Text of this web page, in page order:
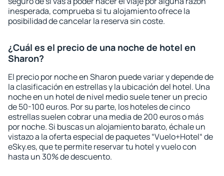
inesperada, comprueba si tu alojamiento ofrece la
posibilidad de cancelar la reserva sin coste.
¿Cuál es el precio de una noche de hotel en
Sharon?
El precio por noche en Sharon puede variar y depende de
la clasificación en estrellas y la ubicación del hotel. Una
noche en un hotel de nivel medio suele tener un precio
de 50-100 euros. Por su parte, los hoteles de cinco
estrellas suelen cobrar una media de 200 euros o más
por noche. Si buscas un alojamiento barato, échale un
vistazo a la oferta especial de paquetes “Vuelo+Hotel“ de
eSky.es, que te permite reservar tu hotel y vuelo con
hasta un 30% de descuento.